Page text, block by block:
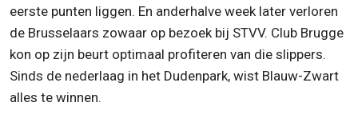
eerste punten liggen. En anderhalve week later verloren
de Brusselaars zowaar op bezoek bij STVV. Club Brugge
kon op zijn beurt optimaal profiteren van die slippers.
Sinds de nederlaag in het Dudenpark, wist Blauw-Zwart
alles te winnen.